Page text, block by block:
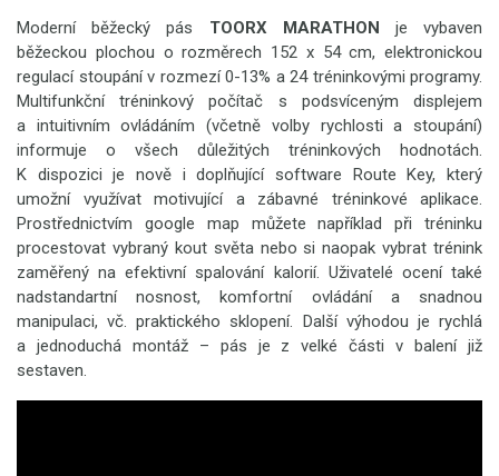
Moderní běžecký pás TOORX MARATHON je vybaven
běžeckou plochou o rozměrech 152 x 54 cm, elektronickou
regulací stoupání v rozmezí 0-13% a 24 tréninkovými programy.
Multifunkční tréninkový počítač s podsvíceným displejem
a intuitivním ovládáním (včetně volby rychlosti a stoupání)
informuje o všech důležitých tréninkových hodnotách.
K dispozici je nově i doplňující software Route Key, který
umožní využívat motivující a zábavné tréninkové aplikace.
Prostřednictvím google map můžete například při tréninku
procestovat vybraný kout světa nebo si naopak vybrat trénink
zaměřený na efektivní spalování kalorií. Uživatelé ocení také
nadstandartní nosnost, komfortní ovládání a snadnou
manipulaci, vč. praktického sklopení. Další výhodou je rychlá
a jednoduchá montáž – pás je z velké části v balení již
sestaven.